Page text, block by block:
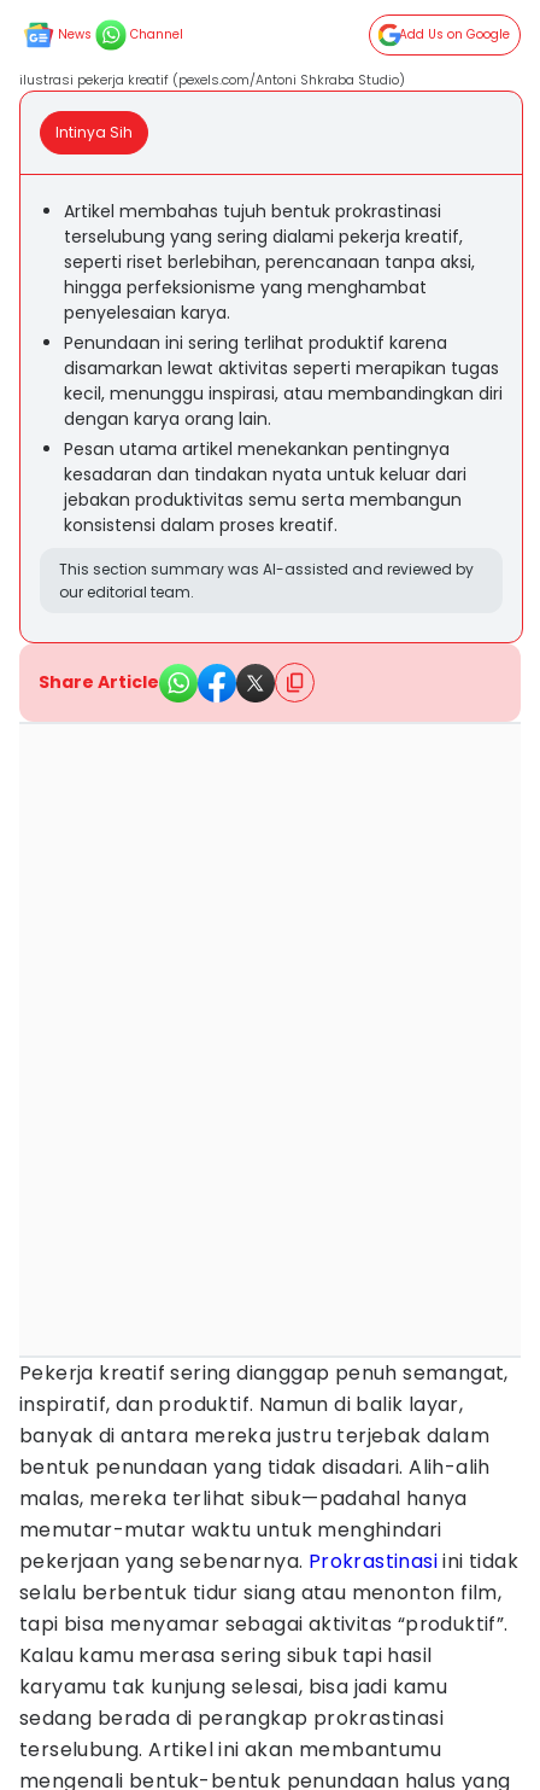
News Channel Add Us on Google
ilustrasi pekerja kreatif (pexels.com/Antoni Shkraba Studio)
Intinya Sih
Artikel membahas tujuh bentuk prokrastinasi
terselubung yang sering dialami pekerja kreatif,
seperti riset berlebihan, perencanaan tanpa aksi,
hingga perfeksionisme yang menghambat
penyelesaian karya.
Penundaan ini sering terlihat produktif karena
disamarkan lewat aktivitas seperti merapikan tugas
kecil, menunggu inspirasi, atau membandingkan diri
dengan karya orang lain.
Pesan utama artikel menekankan pentingnya
kesadaran dan tindakan nyata untuk keluar dari
jebakan produktivitas semu serta membangun
konsistensi dalam proses kreatif.
This section summary was AI-assisted and reviewed by
our editorial team.
Share Article
Pekerja kreatif sering dianggap penuh semangat,
inspiratif, dan produktif. Namun di balik layar,
banyak di antara mereka justru terjebak dalam
bentuk penundaan yang tidak disadari. Alih-alih
malas, mereka terlihat sibuk—padahal hanya
memutar-mutar waktu untuk menghindari
pekerjaan yang sebenarnya. Prokrastinasiini tidak
selalu berbentuk tidur siang atau menonton film,
tapi bisa menyamar sebagai aktivitas “produktif”.
Kalau kamu merasa sering sibuk tapi hasil
karyamu tak kunjung selesai, bisa jadi kamu
sedang berada di perangkap prokrastinasi
terselubung. Artikel ini akan membantumu
mengenali bentuk-bentuk penundaan halus yang